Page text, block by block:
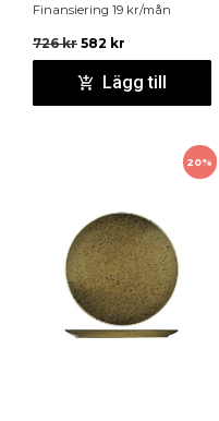
Finansiering 19 kr/mån
726kr 582 kr
Lägg till
20%